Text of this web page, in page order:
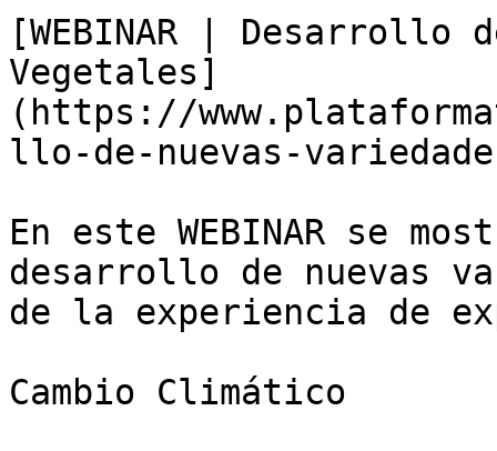
[WEBINAR | Desarrollo
Vegetales]
(https://
llo-de-nuevas-
En este WEBINAR se
desarrollo de nuevas
de la experiencia de
Cambio Climático